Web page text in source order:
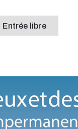
Entrée libre